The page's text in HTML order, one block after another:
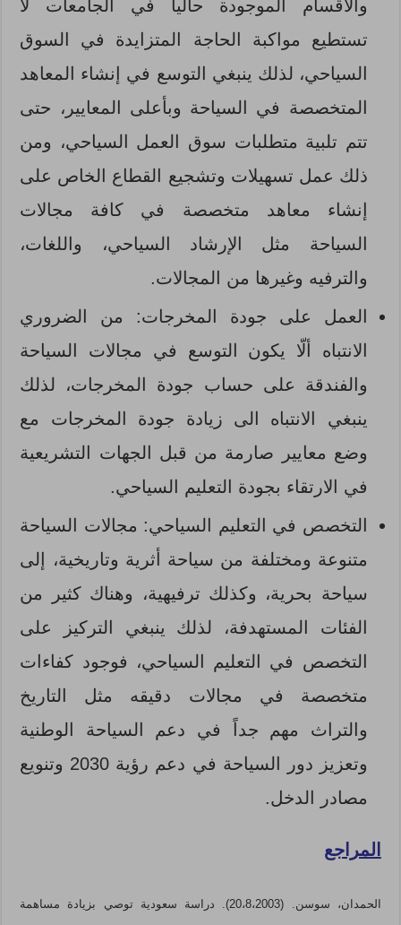
والأقسام الموجودة حالياً في الجامعات لا
تستطيع مواكبة الحاجة المتزايدة في السوق
السياحي، لذلك ينبغي التوسع في إنشاء المعاهد
المتخصصة في السياحة وبأعلى المعايير، حتى
تتم تلبية متطلبات سوق العمل السياحي، ومن
ذلك عمل تسهيلات وتشجيع القطاع الخاص على
إنشاء معاهد متخصصة في كافة مجالات
السياحة مثل الإرشاد السياحي، واللغات،
والترفيه وغيرها من المجالات.
العمل على جودة المخرجات: من الضروري
الانتباه ألّا يكون التوسع في مجالات السياحة
والفندقة على حساب جودة المخرجات، لذلك
ينبغي الانتباه الى زيادة جودة المخرجات مع
وضع معايير صارمة من قبل الجهات التشريعية
في الارتقاء بجودة التعليم السياحي.
التخصص في التعليم السياحي: مجالات السياحة
متنوعة ومختلفة من سياحة أثرية وتاريخية، إلى
سياحة بحرية، وكذلك ترفيهية، وهناك كثير من
الفئات المستهدفة، لذلك ينبغي التركيز على
التخصص في التعليم السياحي، فوجود كفاءات
متخصصة في مجالات دقيقه مثل التاريخ
والتراث مهم جداً في دعم السياحة الوطنية
وتعزيز دور السياحة في دعم رؤية 2030 وتنويع
مصادر الدخل.
المراجع
الحمدان، سوسن. (20،8،2003). دراسة سعودية توصي بزيادة مساهمة